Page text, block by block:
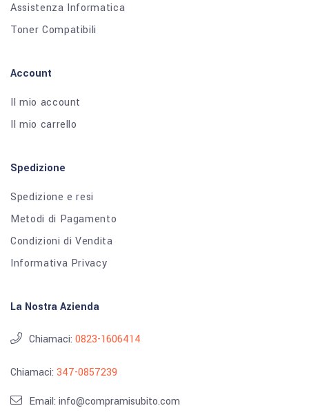
Assistenza Informatica
Toner Compatibili
Account
Il mio account
Il mio carrello
Spedizione
Spedizione e resi
Metodi di Pagamento
Condizioni di Vendita
Informativa Privacy
La Nostra Azienda
Chiamaci: 0823-1606414
Chiamaci: 347-0857239
Email: info@compramisubito.com